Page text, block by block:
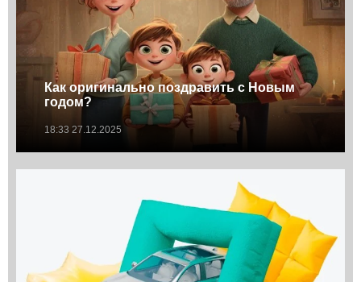
Как оригинально поздравить с Новым
годом?
18:33 27.12.2025